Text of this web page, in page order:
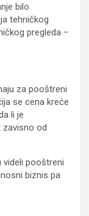
bilo
tehničkog
pregleda –
za pooštreni
se cena kreće
li je
zavisno od
videli pooštreni
biznis pa